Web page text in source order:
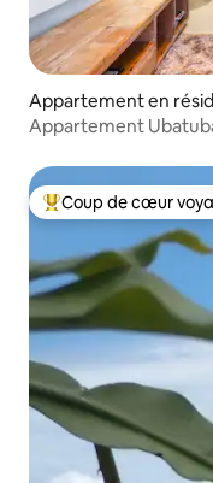
Appartement en
Coups de cœur
Coup de cœur